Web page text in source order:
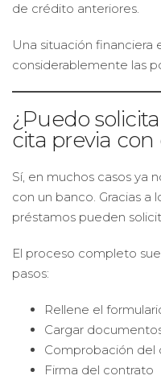
de crédito anteriores.
Una situación financiera
considerablemente las
¿Puedo
cita previa con
Sí, en muchos casos ya
con un banco. Gracias a
préstamos pueden
El proceso completo
pasos:
Rellene el
Cargar
Comprobación del
Firma del contrato